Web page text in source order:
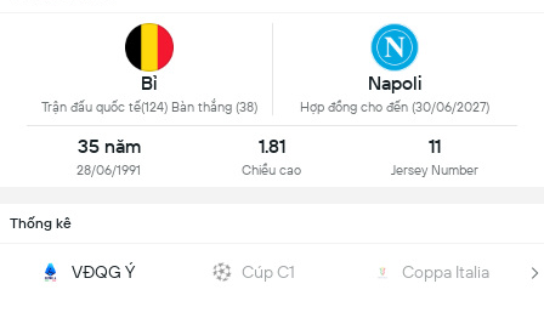
Bỉ
Trận đấu quốc tế(124) Bàn thắng (38)
Napoli
Hợp đồng cho đến (30/06/2027)
35 năm
28/06/1991
1.81
Chiều cao
11
Jersey Number
Thống kê
VĐQG Ý Cúp C1 Coppa Italia